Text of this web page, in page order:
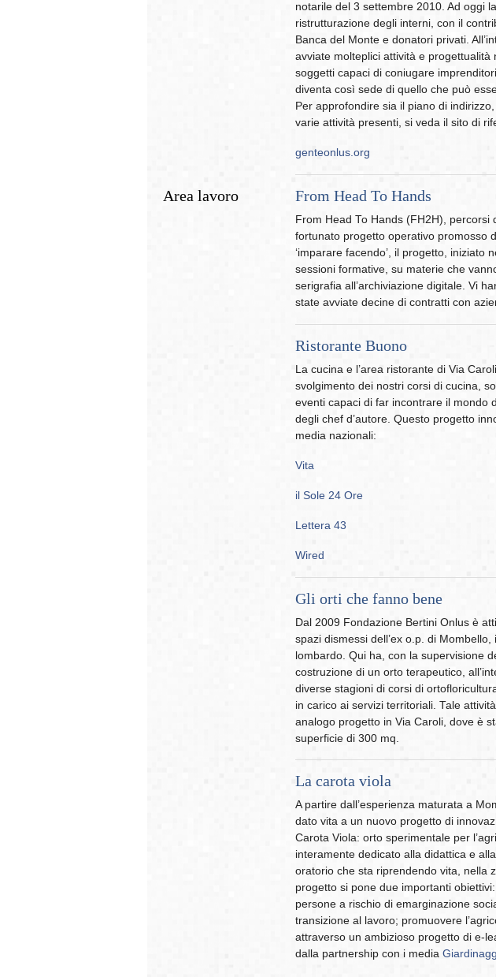
notarile del 3 settembre 2010. Ad oggi
ristrutturazione degli interni, con il
Banca del Monte e donatori privati.
avviate molteplici attività e
soggetti capaci di coniugare
diventa così sede di quello che può
Per approfondire sia il piano di
varie attività presenti, si veda il sito di
genteonlus.org
Area lavoro From Head To Hands
From Head To Hands (FH2H),
fortunato progetto operativo promosso
‘imparare facendo’, il progetto, iniziato
sessioni formative, su materie che
serigrafia all’archiviazione digitale. Vi
state avviate decine di contratti con
Ristorante Buono
La cucina e l’area ristorante di Via
svolgimento dei nostri corsi di cucina,
eventi capaci di far incontrare il mondo
degli chef d’autore. Questo progetto
media nazionali:
Vita
il Sole 24 Ore
Lettera 43
Wired
Gli orti che fanno bene
Dal 2009 Fondazione Bertini Onlus è
spazi dismessi dell’ex o.p. di
lombardo. Qui ha, con la supervisione
costruzione di un orto terapeutico,
diverse stagioni di corsi di
in carico ai servizi territoriali. Tale
analogo progetto in Via Caroli, dove è
superficie di 300 mq.
La carota viola
A partire dall’esperienza maturata a
dato vita a un nuovo progetto di
Carota Viola: orto sperimentale per
interamente dedicato alla didattica e
oratorio che sta riprendendo vita, nella
progetto si pone due importanti
persone a rischio di emarginazione
transizione al lavoro; promuovere
attraverso un ambizioso progetto di e-
dalla partnership con i media